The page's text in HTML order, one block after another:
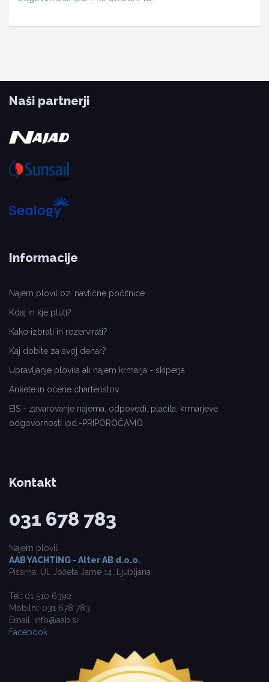
Naši partnerji
Informacije
Najem plovil oz. navtične počitnice
Kdaj in kje pluti?
Kako izbrati in rezervirati?
Kaj dobite za svoj denar?
Upravljanje plovila ali najem krmarja - skiperja
Ankete in ocene charteristov
EIS - zavarovanje najema, odpovedi, plačila, krmarjeve
odgovornosti ipd.-PRIPOROČAMO
Kontakt
031 678 783
Najem plovil
AAB YACHTING - Alter AB d.o.o.
Pisarna: Ul. Jožeta Jame 14, Ljubljana
Tel: 01 510 6392
Mobilni: 031 678 783
Email: info@aab.si
Facebook